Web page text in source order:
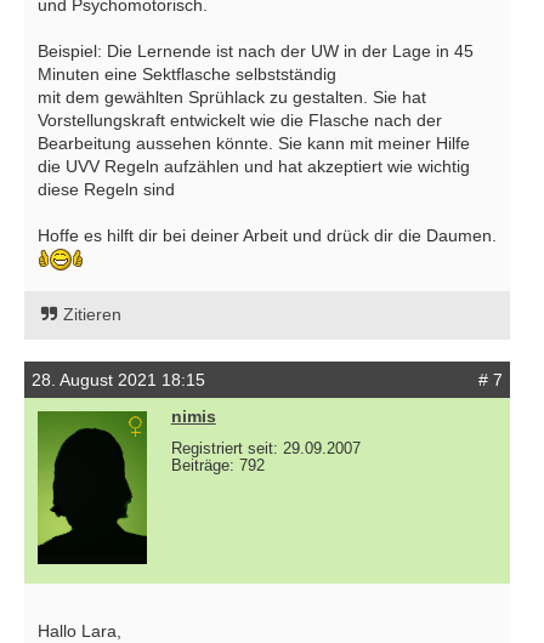
und Psychomotorisch.
Beispiel: Die Lernende ist nach der UW in der Lage in 45
Minuten eine Sektflasche selbstständig
mit dem gewählten Sprühlack zu gestalten. Sie hat
Vorstellungskraft entwickelt wie die Flasche nach der
Bearbeitung aussehen könnte. Sie kann mit meiner Hilfe
die UVV Regeln aufzählen und hat akzeptiert wie wichtig
diese Regeln sind
Hoffe es hilft dir bei deiner Arbeit und drück dir die Daumen.
Zitieren
28. August 2021 18:15
# 7
nimis
Registriert seit: 29.09.2007
Beiträge: 792
Hallo Lara,